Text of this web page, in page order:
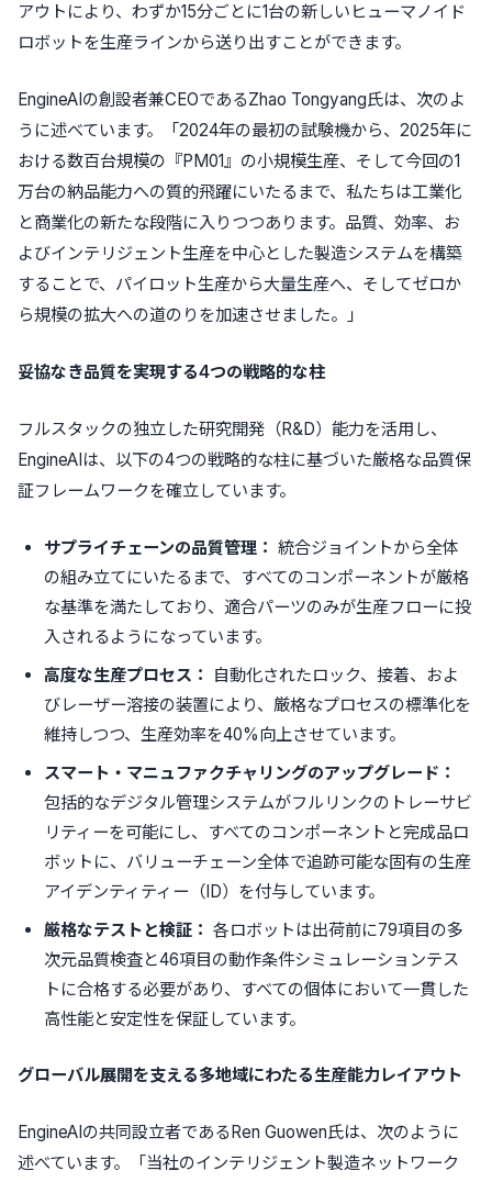
アウトにより、わずか15分ごとに1台の新しいヒューマノイド
ロボットを生産ラインから送り出すことができます。
EngineAIの創設者兼CEOであるZhao Tongyang氏は、次のよ
うに述べています。「2024年の最初の試験機から、2025年に
おける数百台規模の『PM01』の小規模生産、そして今回の1
万台の納品能力への質的飛躍にいたるまで、私たちは工業化
と商業化の新たな段階に入りつつあります。品質、効率、お
よびインテリジェント生産を中心とした製造システムを構築
することで、パイロット生産から大量生産へ、そしてゼロか
ら規模の拡大への道のりを加速させました。」
妥協なき品質を実現する4つの戦略的な柱
フルスタックの独立した研究開発（R&D）能力を活用し、
EngineAIは、以下の4つの戦略的な柱に基づいた厳格な品質保
証フレームワークを確立しています。
サプライチェーンの品質管理： 統合ジョイントから全体
の組み立てにいたるまで、すべてのコンポーネントが厳格
な基準を満たしており、適合パーツのみが生産フローに投
入されるようになっています。
高度な生産プロセス：
自動化されたロック、接着、およ
びレーザー溶接の装置により、厳格なプロセスの標準化を
維持しつつ、生産効率を40%向上させています。
スマート・マニュファクチャリングのアップグレード：
包括的なデジタル管理システムがフルリンクのトレーサビ
リティーを可能にし、すべてのコンポーネントと完成品ロ
ボットに、バリューチェーン全体で追跡可能な固有の生産
アイデンティティー（ID）を付与しています。
厳格なテストと検証： 各ロボットは出荷前に79項目の多
次元品質検査と46項目の動作条件シミュレーションテス
トに合格する必要があり、すべての個体において一貫した
高性能と安定性を保証しています。
グローバル展開を支える多地域にわたる生産能力レイアウト
EngineAIの共同設立者であるRen Guowen氏は、次のように
述べています。「当社のインテリジェント製造ネットワーク